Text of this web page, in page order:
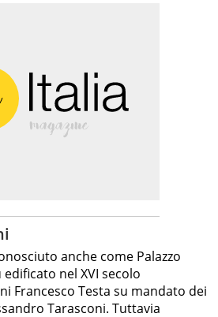
anche come Palazzo
nel XVI secolo
Francesco Testa su mandato dei
Tarasconi. Tuttavia